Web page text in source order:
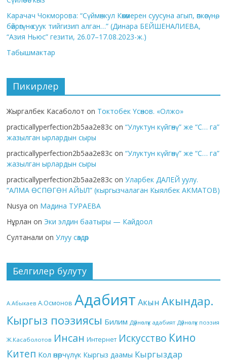
Карачач Чокморова: “Сүймөнкул Көкөмерен суусуна агып, өпкөсүнө,
бөйрөгүнө суук тийгизип алган…” (Динара БЕЙШЕНАЛИЕВА,
“Азия Ньюс” гезити, 26.07–17.08.2023-ж.)
Табышмактар
Пикирлер
Жыргалбек Касаболот on Токтобек Үсөнов. «Олжо»
practicallyperfection2b5aa2e83c on“Улуктун күйгөнү” же “С… га”
жазылган ырлардын сыры
practicallyperfection2b5aa2e83c on“Улуктун күйгөнү” же “С… га”
жазылган ырлардын сыры
practicallyperfection2b5aa2e83c onУларбек ДАЛЕЙ уулу.
“АЛМА ӨСПӨГӨН АЙЫЛ” (кыргызчалаган Кыялбек АКМАТОВ)
Nusya on Мадина ТУРАЕВА
Нұрлан on Эки элдин баатыры — Кайдоол
Султанали onУлуу сөздөр
Белгилер булуту
А.Абыкаев А.Осмонов Адабият Акын Акындар.
Кыргыз поэзиясы Билим Дүйнөлүк адабият Дүйнөлүк поэзия
Ж.Касаболотов Инсан Интернет Искусство Кино
Китеп Кол өнөрчүлүк Кыргыз даамы Кыргыздар